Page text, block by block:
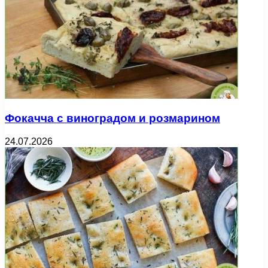
Фокачча с виноградом и розмарином
24.07.2026